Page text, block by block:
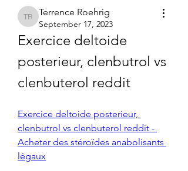
Terrence Roehrig
Terrence Roehrig
September 17, 2023
Exercice deltoide
posterieur, clenbutrol vs
clenbuterol reddit
Exercice deltoide posterieur,
clenbutrol vs clenbuterol reddit -
Acheter des stéroïdes anabolisants
légaux